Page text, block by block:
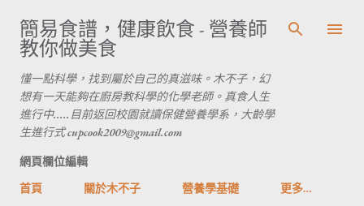
跳到主要內容
簡易食譜，健康飲食 - 營養師
教你做美食
懂一點科學，找到屬於自己的真滋味。木不子，幻
想有一天能夠在廚房教科學的化學老師。真食人生
進行中.....目前返回校園就讀保健營養學系，大齡學
生進行式 cupcook2009@gmail.com
網頁欄位編輯
首頁
關於木不子 營養學基礎 更多…